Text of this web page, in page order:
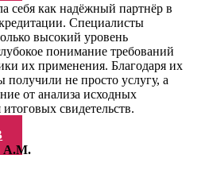
себя как надёжный партнёр в
Специалисты
высокий уровень
понимание требований
их применения. Благодаря их
не просто услугу, а
от анализа исходных
свидетельств.
А.М.